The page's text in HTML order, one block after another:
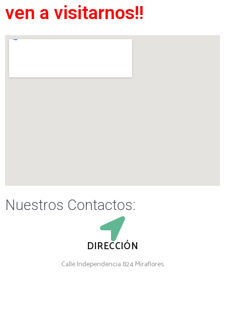
ven a visitarnos!!
Nuestros Contactos:
DIRECCIÓN
Calle Independencia 824 Miraflores